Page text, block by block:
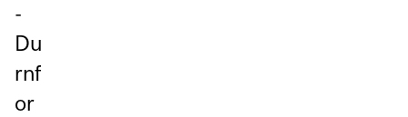
-
Du
rnf
or